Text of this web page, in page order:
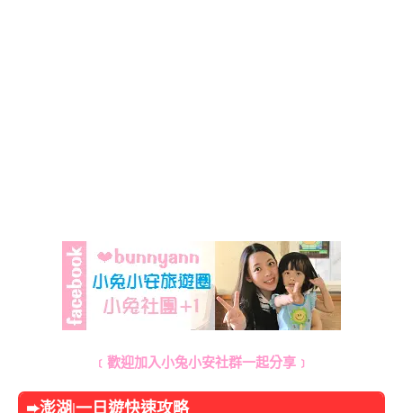
﹝歡迎加入小兔小安社群一起分享﹞
➨澎湖|一日遊快速攻略